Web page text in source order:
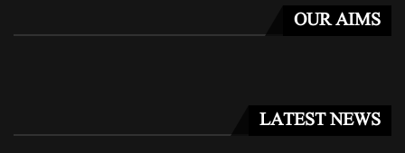
OUR AIMS
LATEST NEWS